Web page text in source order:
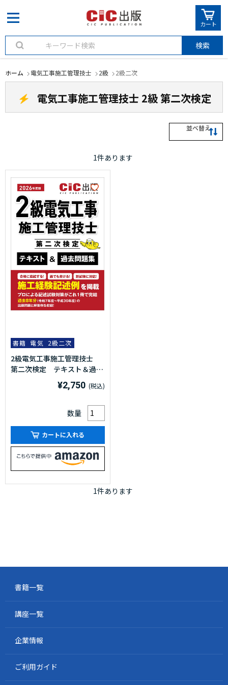
カート
検索
ホーム 電気工事施工管理技士 2級 2級二次
電気工事施工管理技士 2級 第二次検定
並べ替え
1件あります
書籍 電気 2級二次
2級電気工事施工管理技士
第二次検定 テキスト＆過去
問題集 2026年度版(令和8
¥2,750
数量
カートに入れる
1件あります
書籍一覧
講座一覧
企業情報
ご利用ガイド